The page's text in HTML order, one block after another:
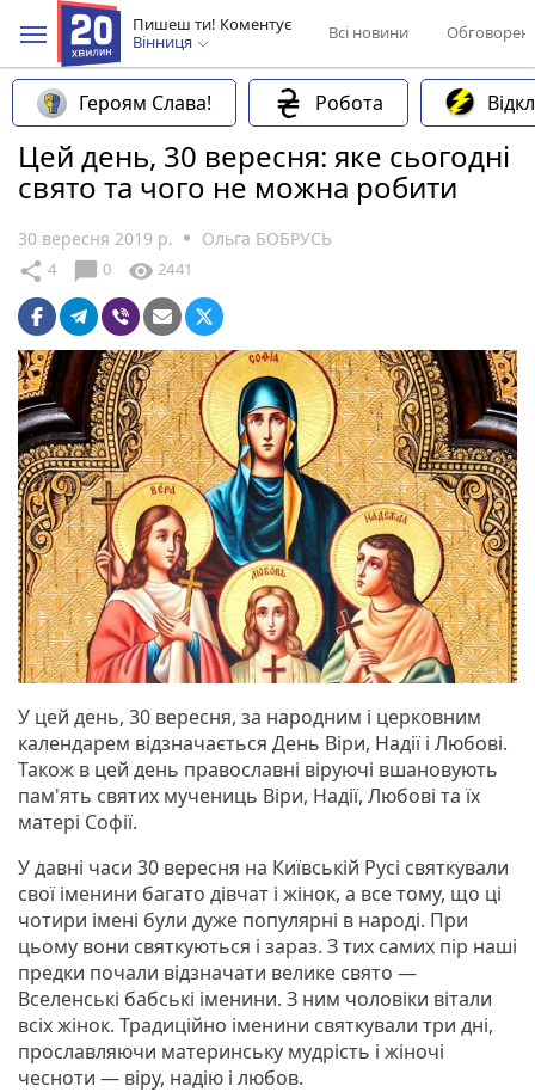
Пишеш ти! Коментує
Вінниця
Всі новини
Героям Слава! Робота
Цей день, 30 вересня: яке сьогодні
свято та чого не можна робити
30 вересня 2019 р. Ольга БОБРУСЬ
share 4 chat_bubble 0 visibility 2441
У цей день, 30 вересня, за народним і церковним
календарем відзначається День Віри, Надії і Любові.
Також в цей день православні віруючі вшановують
пам'ять святих мучениць Віри, Надії, Любові та їх
матері Софії.
У давні часи 30 вересня на Київській Русі святкували
свої іменини багато дівчат і жінок, а все тому, що ці
чотири імені були дуже популярні в народі. При
цьому вони святкуються і зараз. З тих самих пір наші
предки почали відзначати велике свято —
Вселенські бабські іменини. З ним чоловіки вітали
всіх жінок. Традиційно іменини святкували три дні,
прославляючи материнську мудрість і жіночі
чесноти — віру, надію і любов.